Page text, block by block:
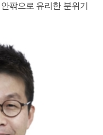
팎으로 유리한 분위기